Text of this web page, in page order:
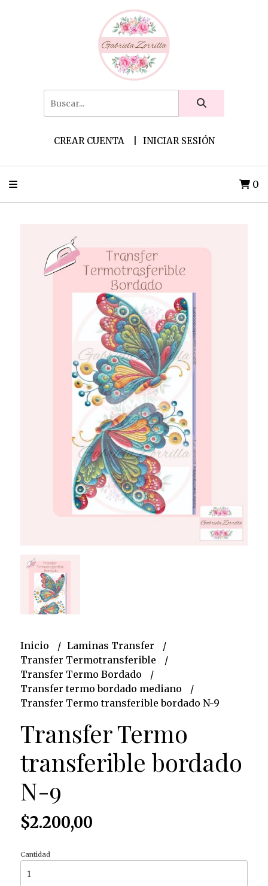
CREAR CUENTA INICIAR SESIÓN
0
Inicio
Laminas Transfer
Transfer Termotransferible
Transfer Termo Bordado
Transfer termo bordado mediano
Transfer Termo transferible bordado N-9
Transfer Termo
transferible bordado
N-9
$2.200,00
Cantidad